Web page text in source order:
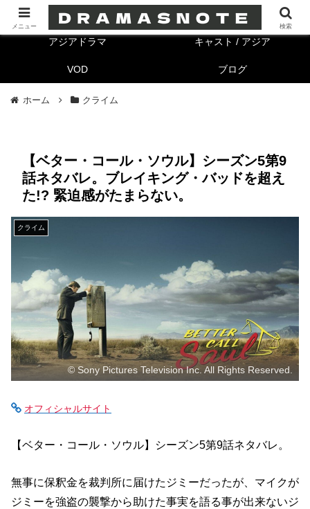
海外ドラマ キャスト/海外
アジアドラマ キャスト / アジア
VOD ブログ
ホーム クライム
【ベター・コール・ソウル】シーズン5第9
話ネタバレ。ブレイキング・バッドを超え
た!? 緊迫感がたまらない。
クライム
© Sony Pictures Television Inc. All Rights Reserved.
オフィシャルサイト
【ベター・コール・ソウル】シーズン5第9話ネタバレ。
無事に保釈金を裁判所に届けたジミーだったが、マイクが
ジミーを強盗の襲撃から助けた事実を語る事が出来ないジ
メニュー 検索